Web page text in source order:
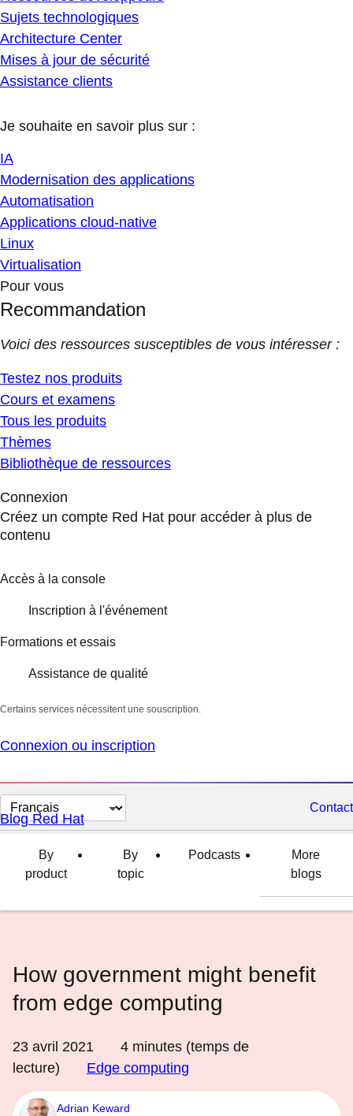
Sujets technologiques
Architecture Center
Mises à jour de sécurité
Assistance clients
Je souhaite en savoir plus sur :
IA
Modernisation des applications
Automatisation
Applications cloud-native
Linux
Virtualisation
Pour vous
Recommandation
Voici des ressources susceptibles de vous intéresser :
Testez nos produits
Cours et examens
Tous les produits
Thèmes
Bibliothèque de ressources
Connexion
Créez un compte Red Hat pour accéder à plus de
contenu
Accès à la console
Inscription à l'événement
Formations et essais
Assistance de qualité
Certains services nécessitent une souscription.
Connexion ou inscription
Changer
la
langue
Contact
Blog Red Hat
By
product
By
topic
Podcasts
More
blogs
How government might benefit
from edge computing
23 avril 2021 4 minutes (temps de
lecture)
Edge computing
Adrian Keward